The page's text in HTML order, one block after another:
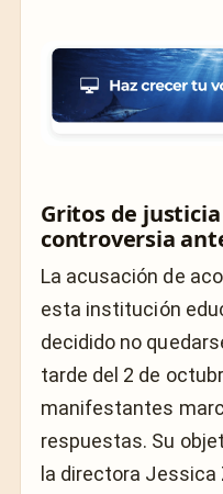
Gritos de
controversia
La acusación de
esta institución
decidido no
tarde del 2 de
manifestantes
respuestas. Su
la directora Jessica